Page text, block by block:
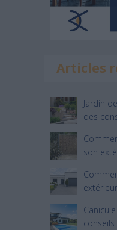
Articles
Jardin
des
son